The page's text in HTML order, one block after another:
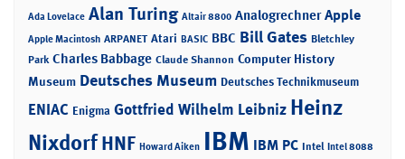
Ada Lovelace Alan Turing Altair 8800 Analogrechner Apple
Apple Macintosh ARPANET Atari BASIC BBC Bill Gates Bletchley
Park Charles Babbage Claude Shannon Computer History
Museum Deutsches Museum Deutsches Technikmuseum
ENIAC Enigma Gottfried Wilhelm Leibniz Heinz
NixdorfHNF Howard Aiken IBM IBM PC Intel Intel 8088